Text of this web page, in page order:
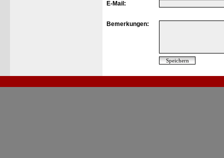
E-Mail:
Bemerkungen: